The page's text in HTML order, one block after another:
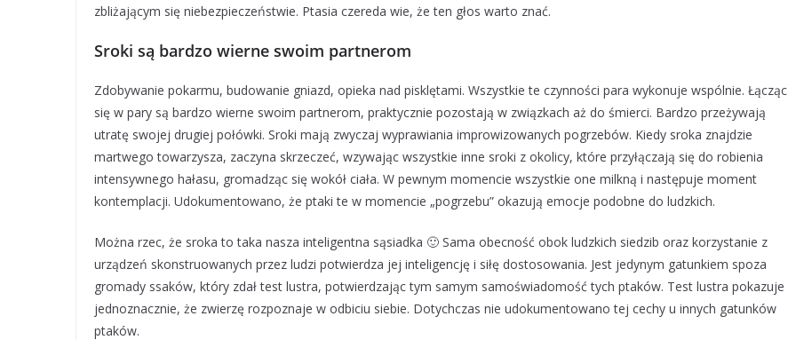
zbliżającym się niebezpieczeństwie. Ptasia czereda wie, że ten głos warto znać.
Sroki są bardzo wierne swoim partnerom
Zdobywanie pokarmu, budowanie gniazd, opieka nad pisklętami. Wszystkie te czynności para wykonuje wspólnie. Łącząc
się w pary są bardzo wierne swoim partnerom, praktycznie pozostają w związkach aż do śmierci. Bardzo przeżywają
utratę swojej drugiej połówki. Sroki mają zwyczaj wyprawiania improwizowanych pogrzebów. Kiedy sroka znajdzie
martwego towarzysza, zaczyna skrzeczeć, wzywając wszystkie inne sroki z okolicy, które przyłączają się do robienia
intensywnego hałasu, gromadząc się wokół ciała. W pewnym momencie wszystkie one milkną i następuje moment
kontemplacji. Udokumentowano, że ptaki te w momencie „pogrzebu” okazują emocje podobne do ludzkich.
Można rzec, że sroka to taka nasza inteligentna sąsiadka 🙂 Sama obecność obok ludzkich siedzib oraz korzystanie z
urządzeń skonstruowanych przez ludzi potwierdza jej inteligencję i siłę dostosowania. Jest jedynym gatunkiem spoza
gromady ssaków, który zdał test lustra, potwierdzając tym samym samoświadomość tych ptaków. Test lustra pokazuje
jednoznacznie, że zwierzę rozpoznaje w odbiciu siebie. Dotychczas nie udokumentowano tej cechy u innych gatunków
ptaków.